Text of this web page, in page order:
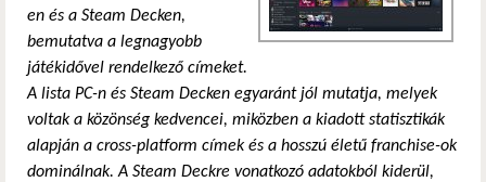
en és a Steam Decken,
bemutatva a legnagyobb
játékidővel rendelkező címeket.
A lista PC-n és Steam Decken egyaránt jól mutatja, melyek
voltak a közönség kedvencei, miközben a kiadott statisztikák
alapján a cross-platform címek és a hosszú életű franchise-ok
dominálnak. A Steam Deckre vonatkozó adatokból kiderül,